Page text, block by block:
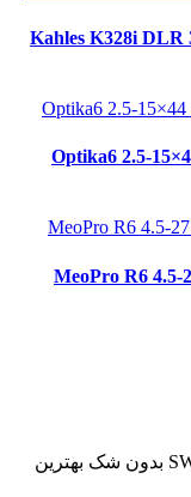
دوربین تفنگ SW Z8i 2.3-18×56 Z8i 2.3-18×56 بدون شک بهترین